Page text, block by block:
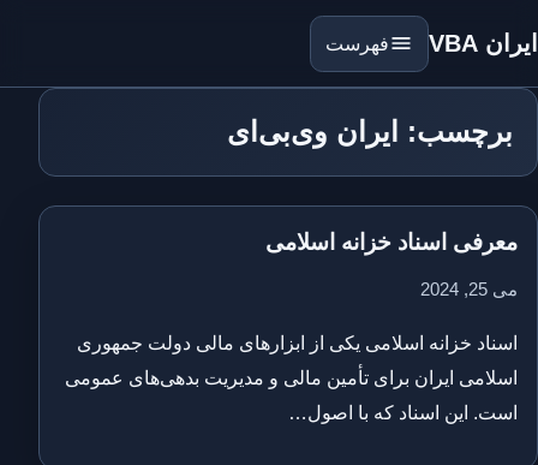
ایران VBA فهرست
برچسب: ایران وی‌بی‌ای
معرفی اسناد خزانه اسلامی
می 25, 2024
اسناد خزانه اسلامی یکی از ابزارهای مالی دولت جمهوری
اسلامی ایران برای تأمین مالی و مدیریت بدهی‌های عمومی
است. این اسناد که با اصول…